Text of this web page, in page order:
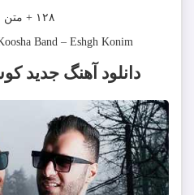
۱۲۸ + متن موزیک
Band – Eshgh Konim
دانلود آهنگ جدید